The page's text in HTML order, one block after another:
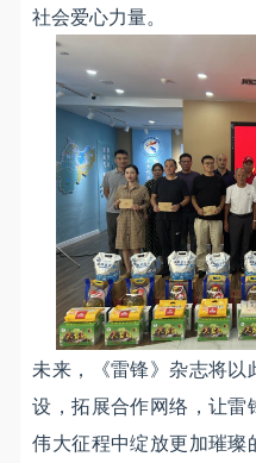
社会爱心力量。
未来，《雷锋》杂志将
设，拓展合作网络，让
伟大征程中绽放更加璀